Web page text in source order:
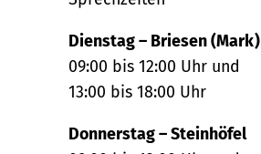
Dienstag – Briesen (Mark)
09:00 bis 12:00 Uhr und
13:00 bis 18:00 Uhr
Donnerstag – Steinhöfel